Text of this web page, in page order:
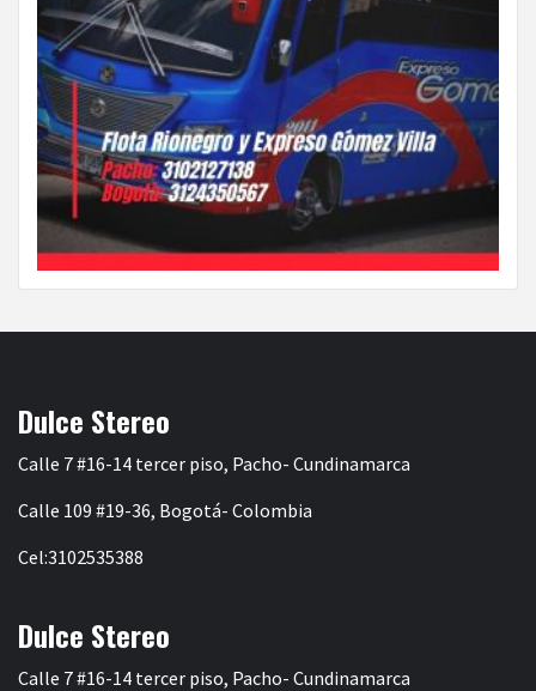
Dulce Stereo
Calle 7 #16-14 tercer piso, Pacho- Cundinamarca
Calle 109 #19-36, Bogotá- Colombia
Cel:3102535388
Dulce Stereo
Calle 7 #16-14 tercer piso, Pacho- Cundinamarca